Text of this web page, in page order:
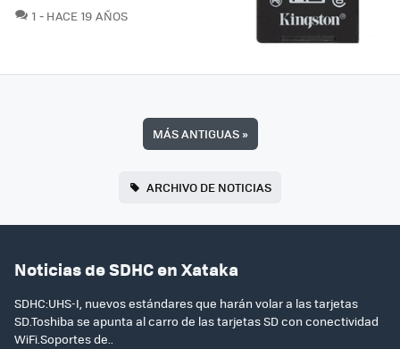
1 COMENTARIOS
HACE 19 AÑOS
MÁS ANTIGUAS»
ARCHIVO DE NOTICIAS
Noticias de SDHC en Xataka
SDHC:UHS-I, nuevos estándares que harán volar a las tarjetas
SD.Toshiba se apunta al carro de las tarjetas SD con conectividad
WiFi.Soportes de..